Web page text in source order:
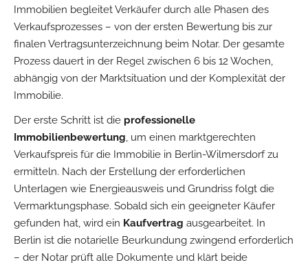
Immobilien begleitet Verkäufer durch alle Phasen des
Verkaufsprozesses – von der ersten Bewertung bis zur
finalen Vertragsunterzeichnung beim Notar. Der gesamte
Prozess dauert in der Regel zwischen 6 bis 12 Wochen,
abhängig von der Marktsituation und der Komplexität der
Immobilie.
Der erste Schritt ist die professionelle
Immobilienbewertung, um einen marktgerechten
Verkaufspreis für die Immobilie in Berlin-Wilmersdorf zu
ermitteln. Nach der Erstellung der erforderlichen
Unterlagen wie Energieausweis und Grundriss folgt die
Vermarktungsphase. Sobald sich ein geeigneter Käufer
gefunden hat, wird ein Kaufvertrag ausgearbeitet. In
Berlin ist die notarielle Beurkundung zwingend erforderlich
– der Notar prüft alle Dokumente und klärt beide